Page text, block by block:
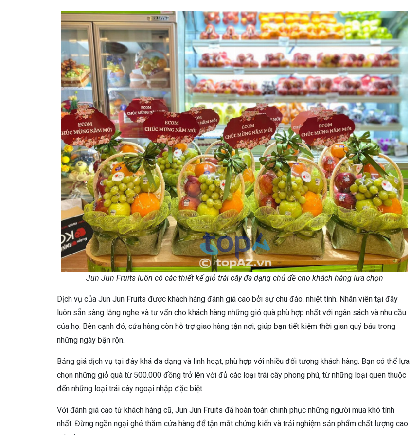
Jun Jun Fruits luôn có các thiết kế giỏ trái cây đa dạng chủ đề cho khách hàng lựa chọn
Dịch vụ của Jun Jun Fruits được khách hàng đánh giá cao bởi sự chu đáo, nhiệt tình. Nhân viên tại đây
luôn sẵn sàng lắng nghe và tư vấn cho khách hàng những giỏ quà phù hợp nhất với ngân sách và nhu cầu
của họ. Bên cạnh đó, cửa hàng còn hỗ trợ giao hàng tận nơi, giúp bạn tiết kiệm thời gian quý báu trong
những ngày bận rộn.
Bảng giá dịch vụ tại đây khá đa dạng và linh hoạt, phù hợp với nhiều đối tượng khách hàng. Bạn có thể lựa
chọn những giỏ quà từ 500.000 đồng trở lên với đủ các loại trái cây phong phú, từ những loại quen thuộc
đến những loại trái cây ngoại nhập đặc biệt.
Với đánh giá cao từ khách hàng cũ, Jun Jun Fruits đã hoàn toàn chinh phục những người mua khó tính
nhất. Đừng ngần ngại ghé thăm cửa hàng để tận mắt chứng kiến và trải nghiệm sản phẩm chất lượng cao